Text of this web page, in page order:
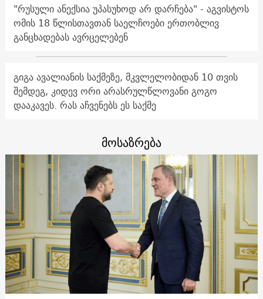
"რუსული ანექსია უპასუხოდ არ დარჩება" - აგვისტოს
ომის 18 წლისთავთან საელჩოები ერთობლივ
განცხადებას ავრცელებენ
გიგა ავალიანის საქმეზე, მკვლელობიდან 10 თვის
შემდეგ, კიდევ ორი არასრულწლოვანი გოგო
დააკავეს. რას აჩვენებს ეს საქმე
მოსაზრება